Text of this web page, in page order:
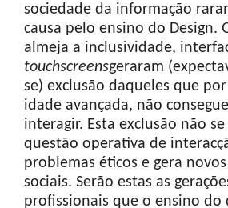
sociedade da informação
causa pelo ensino do Design.
almeja a inclusividade,
touchscreensgeraram
se) exclusão daqueles que
idade avançada, não
interagir. Esta exclusão não
questão operativa de
problemas éticos e gera
sociais. Serão estas as
profissionais que o ensino do